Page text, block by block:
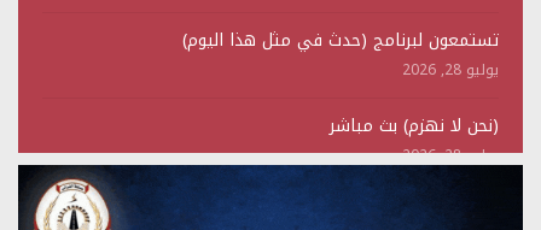
تستمعون لبرنامج (حدث في مثل هذا اليوم)
يوليو 28, 2026
(نحن لا نهزم) بث مباشر
يوليو 28, 2026
تستمعون لبرنامج (هندسة الوهم)